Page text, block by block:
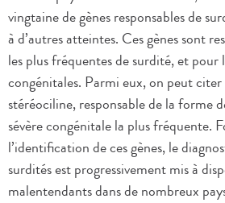
vingtaine de gènes responsables de
à d’autres atteintes. Ces gènes sont
les plus fréquentes de surdité, et pour
congénitales. Parmi eux, on peut
stéréociline, responsable de la forme
sévère congénitale la plus fréquente.
l’identification de ces gènes, le
surdités est progressivement mis à
malentendants dans de nombreux